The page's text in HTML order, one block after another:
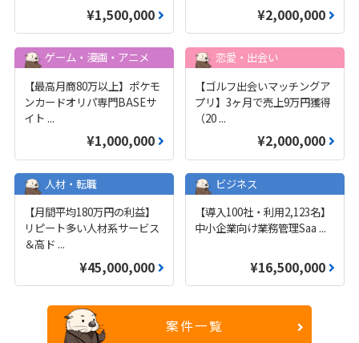
¥1,500,000 ¥2,000,000
ゲーム・漫画・アニメ
【最高月商80万以上】ポケモ
ンカードオリパ専門BASEサ
イト ...
¥1,000,000
恋愛・出会い
【ゴルフ出会いマッチングア
プリ】3ヶ月で売上9万円獲得
（20 ...
¥2,000,000
人材・転職
【月間平均180万円の利益】
リピート多い人材系サービス
＆高ド ...
¥45,000,000
ビジネス
【導入100社・利用2,123名】
中小企業向け業務管理Saa ...
¥16,500,000
案件一覧